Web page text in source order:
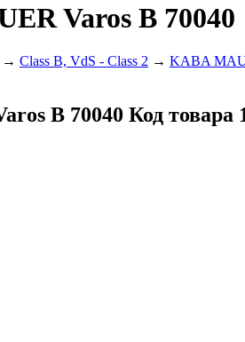
Varos B 70040
→ Class B, VdS - Class 2 → KABA
B 70040 Код товара